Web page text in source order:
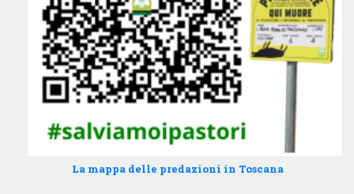
La mappa delle predazioni in Toscana